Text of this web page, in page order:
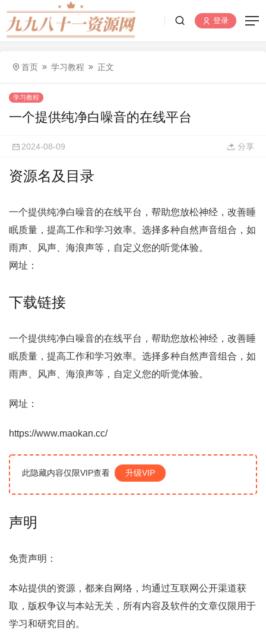
登录
首页 学习教程 正文
学习教程
一个提供纯净白噪音的在线平台
2024-08-09 分享
资源名及目录
一个提供纯净白噪音的在线平台，帮助您放松神经，改善睡
眠质量，提高工作和学习效率。选择多种自然声音组合，如
雨声、风声、海浪声等，自定义您的听觉体验。
网址：
下载链接
一个提供纯净白噪音的在线平台，帮助您放松神经，改善睡
眠质量，提高工作和学习效率。选择多种自然声音组合，如
雨声、风声、海浪声等，自定义您的听觉体验。
网址：
https://www.maokan.cc/
此隐藏内容仅限VIP查看 升级VIP
声明
免责声明：
本站提供的资源，都来自网络，均通过互联网公开渠道获
取，版权争议与本站无关，所有内容及软件的文章仅限用于
学习和研究目的。